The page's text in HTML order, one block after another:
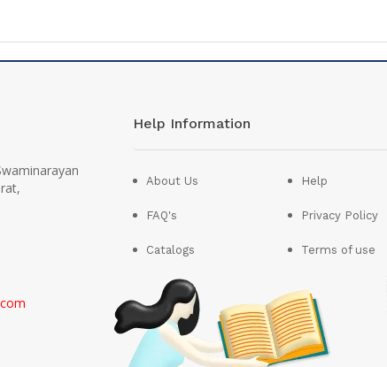
Help Information
About Us
FAQ's
Catalogs
Help
Privacy Policy
Terms of use